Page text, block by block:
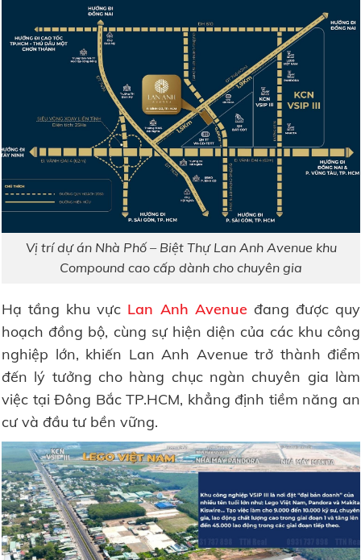
Vị trí dự án Nhà Phố – Biệt Thự Lan Anh Avenue khu
Compound cao cấp dành cho chuyên gia
Hạ tầng khu vực Lan Anh Avenue đang được quy
hoạch đồng bộ, cùng sự hiện diện của các khu công
nghiệp lớn, khiến Lan Anh Avenue trở thành điểm
đến lý tưởng cho hàng chục ngàn chuyên gia làm
việc tại Đông Bắc TP.HCM, khẳng định tiềm năng an
cư và đầu tư bền vững.